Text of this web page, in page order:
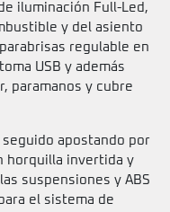
iluminación Full-Led,
y del asiento
regulable en
USB y además
paramanos y cubre
apostando por
horquilla invertida y
suspensiones y ABS
el sistema de